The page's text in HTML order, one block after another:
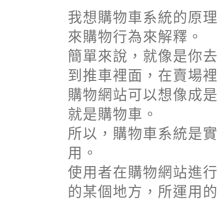
我想購物車系統的原
來購物行為來解釋。
簡單來說，就像是你
到推車裡面，在賣場
購物網站可以想像成
就是購物車。
所以，購物車系統是
用。
使用者在購物網站進
的某個地方，所運用